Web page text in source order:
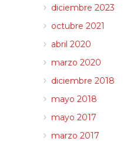
diciembre 2023
octubre 2021
abril 2020
marzo 2020
diciembre 2018
mayo 2018
mayo 2017
marzo 2017